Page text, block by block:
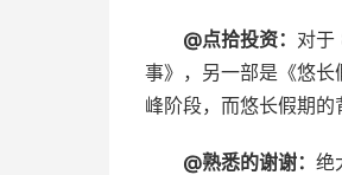
@点拾投资： 对于
事》，另一部是《悠
峰阶段，而悠长假期
@熟悉的谢谢： 绝